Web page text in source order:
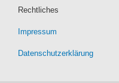
Rechtliches
Impressum
Datenschutzerklärung